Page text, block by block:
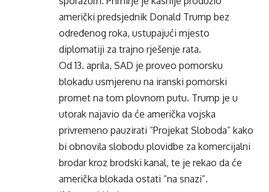
američki predsjednik Donald Trump bez
određenog roka, ustupajući mjesto
diplomatiji za trajno rješenje rata.
Od 13. aprila, SAD je proveo pomorsku
blokadu usmjerenu na iranski pomorski
promet na tom plovnom putu. Trump je u
utorak najavio da će američka vojska
privremeno pauzirati “Projekat Sloboda” kako
bi obnovila slobodu plovidbe za komercijalni
brodar kroz brodski kanal, te je rekao da će
američka blokada ostati “na snazi”.